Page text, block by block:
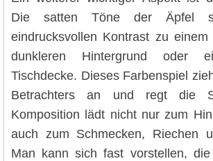
Die satten Töne der Äpfel
eindrucksvollen Kontrast zu einem
dunkleren Hintergrund oder
Tischdecke. Dieses Farbenspiel
Betrachters an und regt die
Komposition lädt nicht nur zum
auch zum Schmecken, Riechen
Man kann sich fast vorstellen,